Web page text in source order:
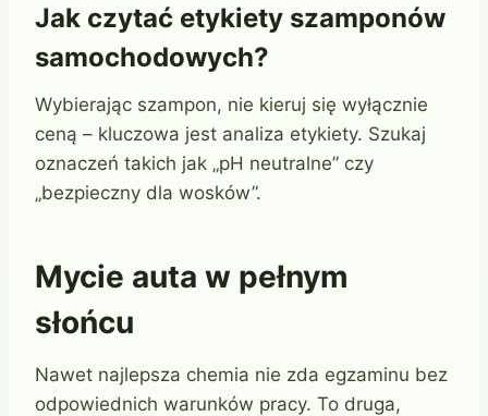
Jak czytać etykiety szamponów
samochodowych?
Wybierając szampon, nie kieruj się wyłącznie
ceną – kluczowa jest analiza etykiety. Szukaj
oznaczeń takich jak „pH neutralne” czy
„bezpieczny dla wosków”.
Mycie auta w pełnym
słońcu
Nawet najlepsza chemia nie zda egzaminu bez
odpowiednich warunków pracy. To druga,